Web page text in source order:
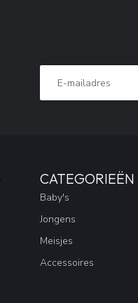
CATEGORIEËN
Baby's
Jongens
Meisjes
Accessoires